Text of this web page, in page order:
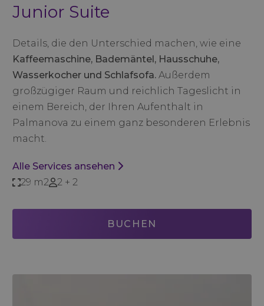
Junior Suite
Details, die den Unterschied machen, wie eine
Kaffeemaschine, Bademäntel, Hausschuhe,
Wasserkocher und Schlafsofa. Außerdem
großzügiger Raum und reichlich Tageslicht in
einem Bereich, der Ihren Aufenthalt in
Palmanova zu einem ganz besonderen Erlebnis
macht.
Alle Services ansehen
29 m2
2 + 2
BUCHEN